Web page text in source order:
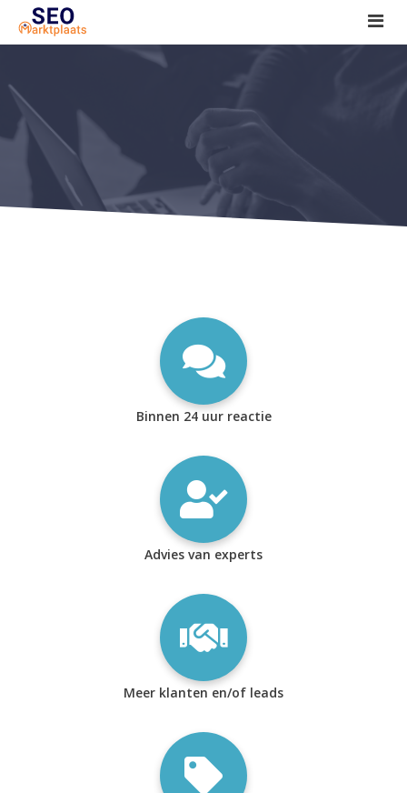
SEO tools reviews
Marketeer bij jou in de buurt?
Offerte
1. Seo voor beginners +
2. Onderzoeken +
Binnen 24 uur reactie
Advies van experts
Meer klanten en/of leads